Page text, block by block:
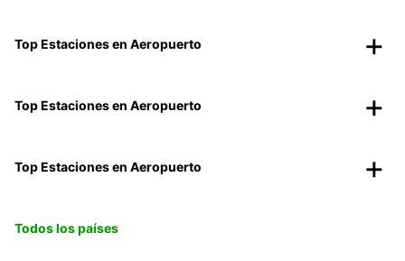
Top Estaciones en Aeropuerto
Top Estaciones en Aeropuerto
Top Estaciones en Aeropuerto
Todos los países